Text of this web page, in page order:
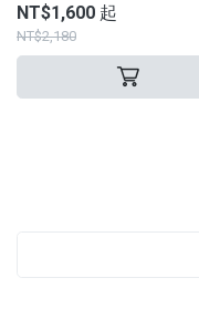
NT$1,600 起
NT$2,180